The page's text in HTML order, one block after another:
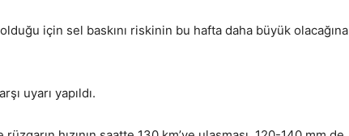
için sel baskını riskinin bu hafta daha büyük olacağına
uyarı yapıldı.